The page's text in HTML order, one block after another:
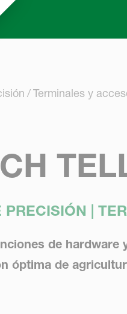
Terminales y
PRECISIÓN |
de hardware
óptima de